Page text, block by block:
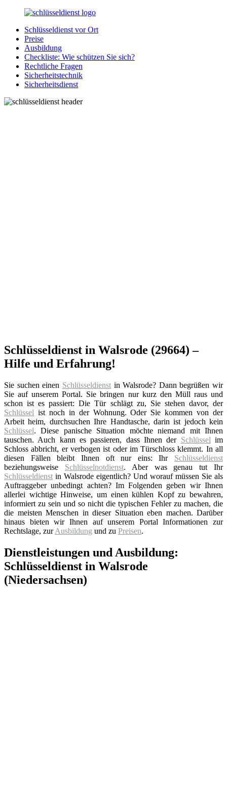
Zurück
Inhalt
SchluesseldienstDirekt.de
Ihre
Notlage
wird
gelöst!
Schlüsseldienst vor Ort
Preise
Ausbildung
Checkliste: Wie schützen Sie sich?
Rechtliche Fragen
Sicherheitstechnik
Sicherheitsdienst
Schlüsseldienst in Walsrode (29664) –
Hilfe und Erfahrung!
Sie suchen einen Schlüsseldienstin Walsrode? Dann begrüßen wir
Sie auf unserem Portal. Sie bringen nur kurz den Müll raus und
schon ist es passiert: Die Tür schlägt zu, Sie stehen davor, der
Schlüssel ist noch in der Wohnung. Oder Sie kommen von der
Arbeit heim, durchsuchen Ihre Handtasche, darin ist jedoch kein
Schlüssel. Diese panische Situation möchte niemand mit Ihnen
tauschen. Auch kann es passieren, dass Ihnen der Schlüssel im
Schloss abbricht, er verbogen ist oder im Türschloss klemmt. In all
diesen Fällen bleibt Ihnen oft nur eins: Ihr Schlüsseldienst
beziehungsweise Schlüsselnotdienst. Aber was genau tut Ihr
Schlüsseldienst in Walsrode eigentlich? Und worauf müssen Sie als
Auftraggeber unbedingt achten? Im Folgenden geben wir Ihnen
allerlei wichtige Hinweise, um einen kühlen Kopf zu bewahren,
informiert zu sein und so nicht die typischen Fehler zu machen, die
die meisten Menschen in dieser Situation eben machen. Darüber
hinaus bieten wir Ihnen auf unserem Portal Informationen zur
Rechtslage, zurAusbildung und zu Preisen.
Dienstleistungen und Ausbildung:
Schlüsseldienst in Walsrode
(Niedersachsen)